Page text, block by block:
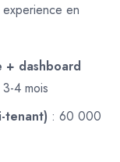
en
+ dashboard
4 mois
tenant) : 60 000